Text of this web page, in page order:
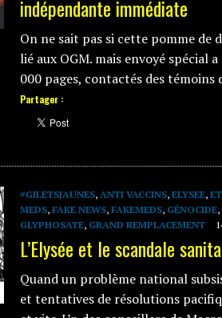
indépendante immédiate
On ne sait pas si cette pomme de
lié aux OGM. mais envoyé spécial
000 pages, contactés des témoins
Partager :
#GILETSJAUNES, ANTI VACCINS, ELYSEE,
MEDS, FAKE NEWS, FAKEMEDS, GÉNOCIDE,
GLYPHOSATE, GRAND REMPLACEMENT
L’Elysée et le scandale
Quand un problème national
et tentatives de résolutions